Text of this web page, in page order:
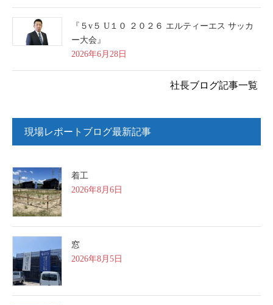
『５v５ U１０ ２０２６ エルティーエス サッカ
ー大会』
2026年6月28日
社長ブログ記事一覧
現場レポートブログ最新記事
着工
2026年8月6日
窓
2026年8月5日